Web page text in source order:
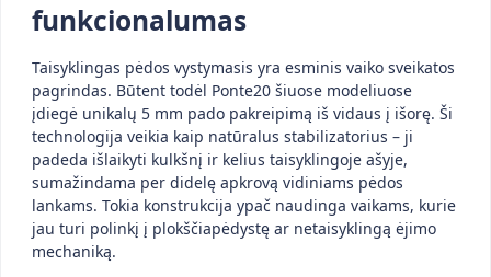
funkcionalumas
Taisyklingas pėdos vystymasis yra esminis vaiko sveikatos
pagrindas. Būtent todėl Ponte20 šiuose modeliuose
įdiegė unikalų 5 mm pado pakreipimą iš vidaus į išorę. Ši
technologija veikia kaip natūralus stabilizatorius – ji
padeda išlaikyti kulkšnį ir kelius taisyklingoje ašyje,
sumažindama per didelę apkrovą vidiniams pėdos
lankams. Tokia konstrukcija ypač naudinga vaikams, kurie
jau turi polinkį į plokščiapėdystę ar netaisyklingą ėjimo
mechaniką.